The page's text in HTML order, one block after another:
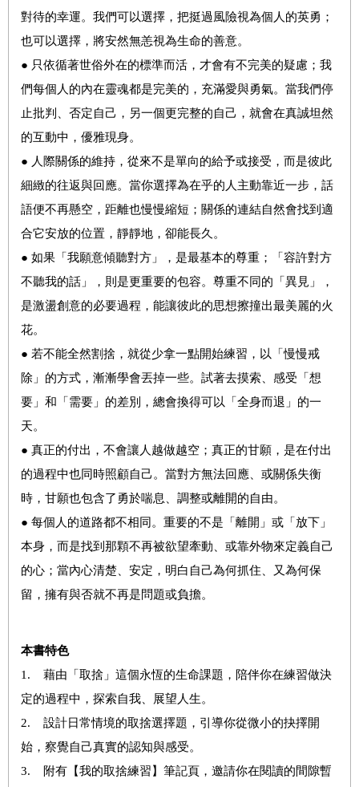
對待的幸運。我們可以選擇，把挺過風險視為個人的英勇；
也可以選擇，將安然無恙視為生命的善意。
● 只依循著世俗外在的標準而活，才會有不完美的疑慮；我
們每個人的內在靈魂都是完美的，充滿愛與勇氣。當我們停
止批判、否定自己，另一個更完整的自己，就會在真誠坦然
的互動中，優雅現身。
● 人際關係的維持，從來不是單向的給予或接受，而是彼此
細緻的往返與回應。當你選擇為在乎的人主動靠近一步，話
語便不再懸空，距離也慢慢縮短；關係的連結自然會找到適
合它安放的位置，靜靜地，卻能長久。
● 如果「我願意傾聽對方」，是最基本的尊重；「容許對方
不聽我的話」，則是更重要的包容。尊重不同的「異見」，
是激盪創意的必要過程，能讓彼此的思想擦撞出最美麗的火
花。
● 若不能全然割捨，就從少拿一點開始練習，以「慢慢戒
除」的方式，漸漸學會丟掉一些。試著去摸索、感受「想
要」和「需要」的差別，總會換得可以「全身而退」的一
天。
● 真正的付出，不會讓人越做越空；真正的甘願，是在付出
的過程中也同時照顧自己。當對方無法回應、或關係失衡
時，甘願也包含了勇於喘息、調整或離開的自由。
● 每個人的道路都不相同。重要的不是「離開」或「放下」
本身，而是找到那顆不再被欲望牽動、或靠外物來定義自己
的心；當內心清楚、安定，明白自己為何抓住、又為何保
留，擁有與否就不再是問題或負擔。
本書特色
1. 藉由「取捨」這個永恆的生命課題，陪伴你在練習做決
定的過程中，探索自我、展望人生。
2. 設計日常情境的取捨選擇題，引導你從微小的抉擇開
始，察覺自己真實的認知與感受。
3. 附有【我的取捨練習】筆記頁，邀請你在閱讀的間隙暫